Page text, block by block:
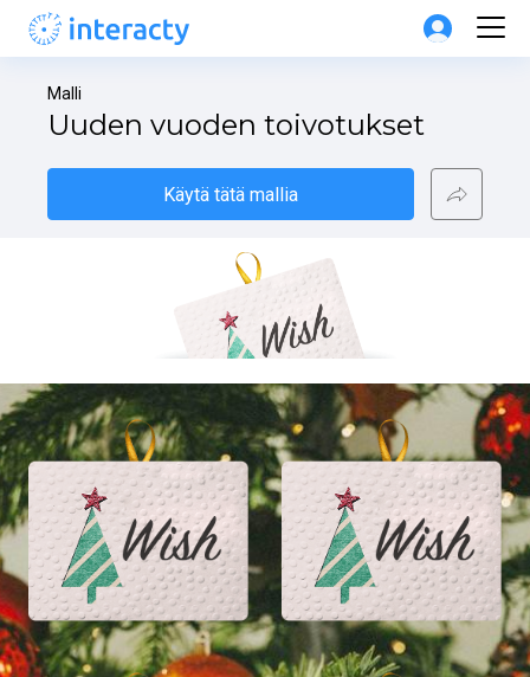
Malli
Uuden vuoden toivotukset
Käytä tätä mallia